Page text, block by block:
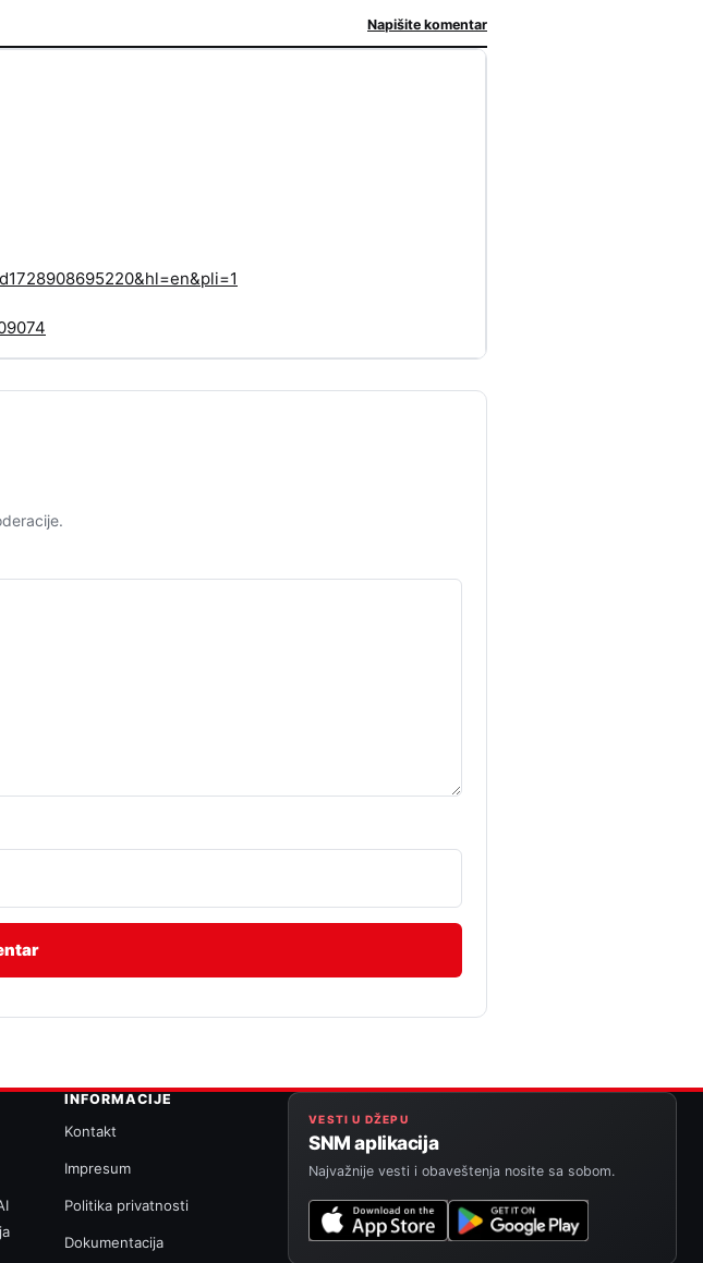
Napišite komentar
INFORMACIJE
Kontakt
Impresum
Politika privatnosti
Dokumentacija
VESTI U DŽEPU
SNM aplikacija
Najvažnije vesti i obaveštenja nosite sa sobom.